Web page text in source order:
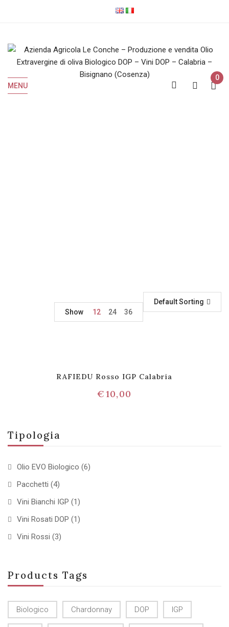
MENU
0
Tipologia
Olio EVO Biologico (6)
Pacchetti (4)
Vini Bianchi IGP (1)
Vini Rosati DOP (1)
Vini Rossi (3)
Products Tags
Biologico Chardonnay DOP IGP
Default Sorting
Show
12 24 36
RAFIEDU Rosso IGP Calabria
€10,00